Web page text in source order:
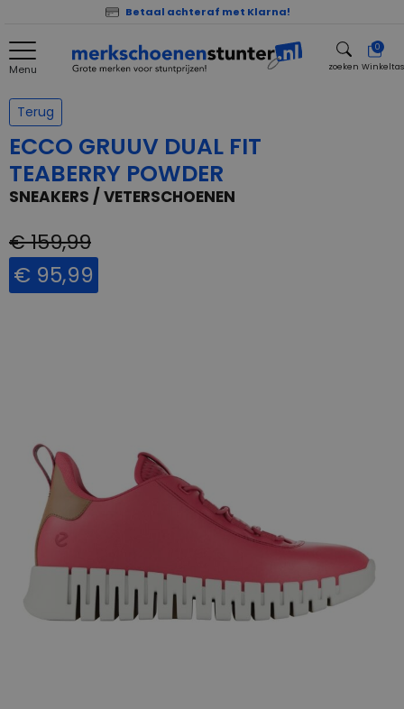
Betaal achteraf met Klarna!
Menu zoeken
0
Winkeltas
Terug
ECCO GRUUV DUAL FIT
TEABERRY POWDER
SNEAKERS / VETERSCHOENEN
€ 159,99
€ 95,99